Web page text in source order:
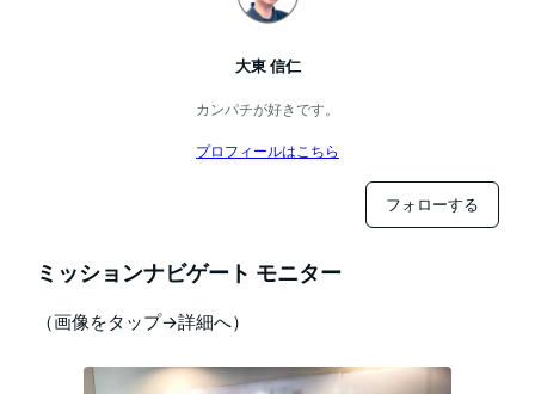
大東 信仁
カンパチが好きです。
プロフィールはこちら
フォローする
ミッションナビゲート モニター
（画像をタップ→詳細へ）